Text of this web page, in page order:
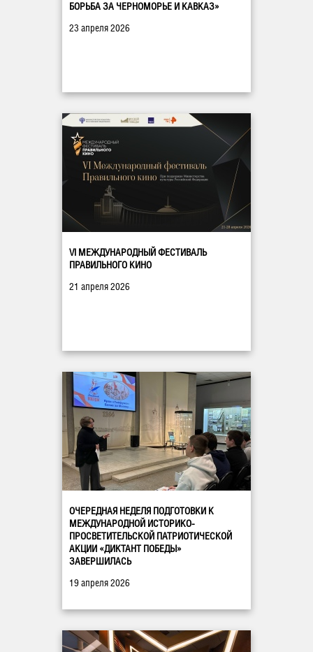
БОРЬБА ЗА ЧЕРНОМОРЬЕ И КАВКАЗ»
23 апреля 2026
VI МЕЖДУНАРОДНЫЙ ФЕСТИВАЛЬ
ПРАВИЛЬНОГО КИНО
21 апреля 2026
ОЧЕРЕДНАЯ НЕДЕЛЯ ПОДГОТОВКИ К
МЕЖДУНАРОДНОЙ ИСТОРИКО-
ПРОСВЕТИТЕЛЬСКОЙ ПАТРИОТИЧЕСКОЙ
АКЦИИ «ДИКТАНТ ПОБЕДЫ»
ЗАВЕРШИЛАСЬ
19 апреля 2026